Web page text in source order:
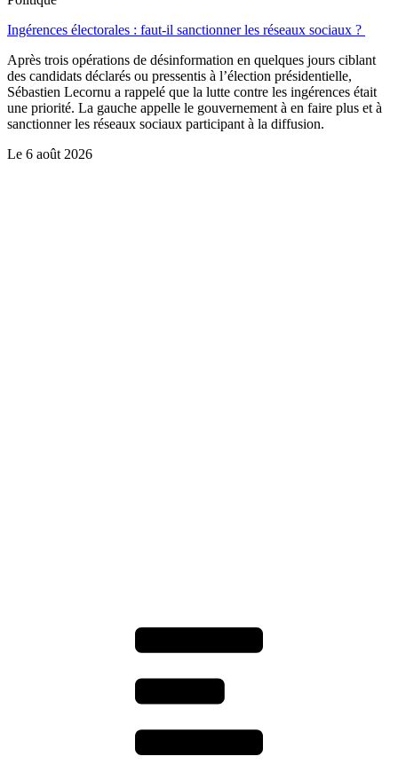
Ingérences électorales : faut-il sanctionner les réseaux sociaux ?
Après trois opérations de désinformation en quelques jours ciblant
des candidats déclarés ou pressentis à l’élection présidentielle,
Sébastien Lecornu a rappelé que la lutte contre les ingérences était
une priorité. La gauche appelle le gouvernement à en faire plus et à
sanctionner les réseaux sociaux participant à la diffusion.
Le 6 août 2026